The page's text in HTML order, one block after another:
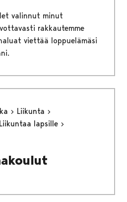
valinnut minut
rakkautemme
viettää loppuelämäsi
Liikunta
Liikuntaa lapsille